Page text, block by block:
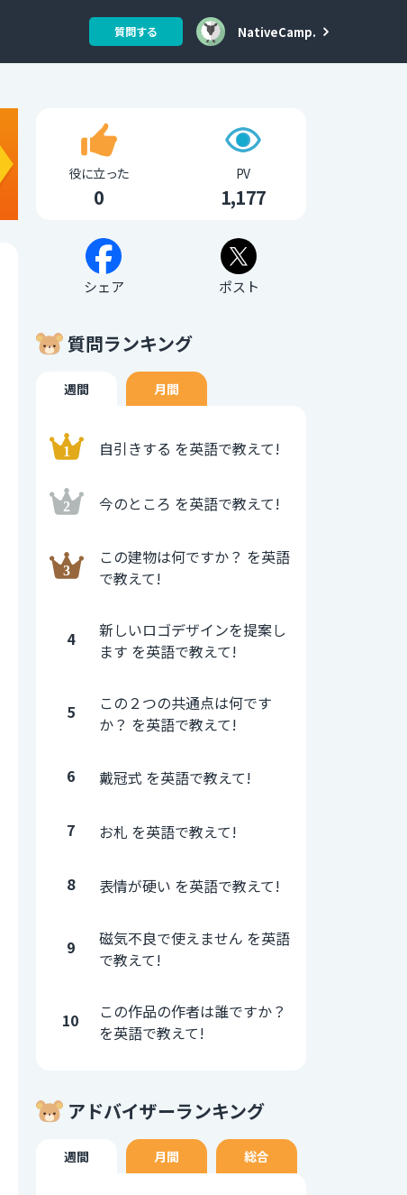
質問する NativeCamp.
役に立った
0
PV
1,177
シェア ポスト
質問ランキング
週間 月間
自引きする を英語で教えて!
今のところ を英語で教えて!
この建物は何ですか？ を英語
で教えて!
4
新しいロゴデザインを提案し
ます を英語で教えて!
5
この２つの共通点は何です
か？ を英語で教えて!
6 戴冠式 を英語で教えて!
7 お札 を英語で教えて!
8 表情が硬い を英語で教えて!
9
磁気不良で使えません を英語
で教えて!
10
この作品の作者は誰ですか？
を英語で教えて!
アドバイザーランキング
週間 月間 総合